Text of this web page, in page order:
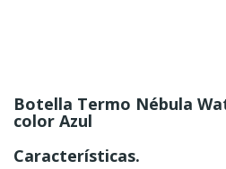
Botella Termo Nébula
color Azul
Características.